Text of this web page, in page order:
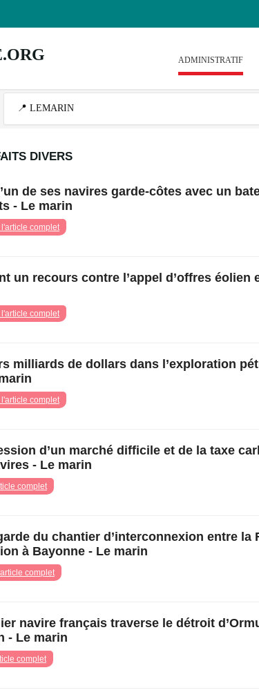
ADMINISTRATIF
DIVERS
de ses navires garde-côtes avec un
- Le marin
l'article complet
un recours contre l’appel d’offres éolien
l'article complet
milliards de dollars dans l’exploration
l'article complet
d’un marché difficile et de la taxe
- Le marin
complet
du chantier d’interconnexion entre la
à Bayonne - Le marin
complet
navire français traverse le détroit
- Le marin
complet